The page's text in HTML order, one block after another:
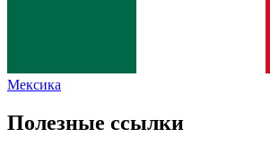
Мексика
Полезные ссылки